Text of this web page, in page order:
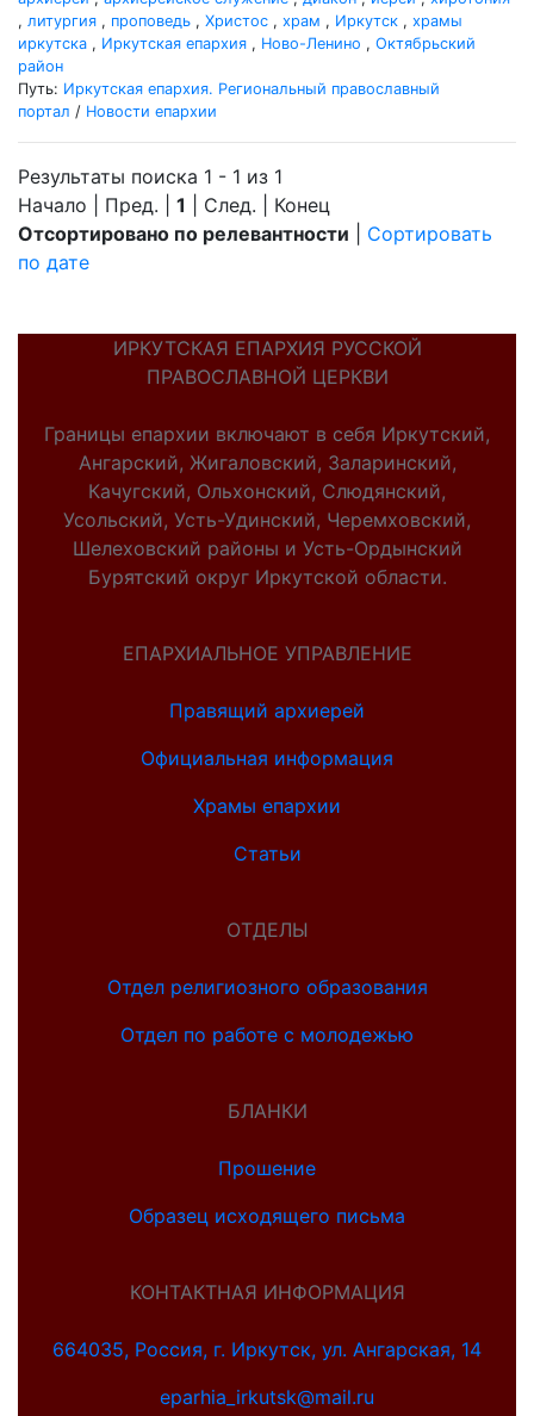
, литургия , проповедь , Христос , храм , Иркутск , храмы
иркутска , Иркутская епархия , Ново-Ленино , Октябрьский
район
Путь: Иркутская епархия. Региональный православный
портал / Новости епархии
Результаты поиска 1 - 1 из 1
Начало | Пред. | 1 | След. | Конец
Отсортировано по релевантности
Сортировать
по дате
ИРКУТСКАЯ ЕПАРХИЯ РУССКОЙ
ПРАВОСЛАВНОЙ ЦЕРКВИ
Границы епархии включают в себя Иркутский,
Ангарский, Жигаловский, Заларинский,
Качугский, Ольхонский, Слюдянский,
Усольский, Усть-Удинский, Черемховский,
Шелеховский районы и Усть-Ордынский
Бурятский округ Иркутской области.
ЕПАРХИАЛЬНОЕ УПРАВЛЕНИЕ
Правящий архиерей
Официальная информация
Храмы епархии
Статьи
ОТДЕЛЫ
Отдел религиозного образования
Отдел по работе с молодежью
БЛАНКИ
Прошение
Образец исходящего письма
КОНТАКТНАЯ ИНФОРМАЦИЯ
664035, Россия, г. Иркутск, ул. Ангарская, 14
eparhia_irkutsk@mail.ru